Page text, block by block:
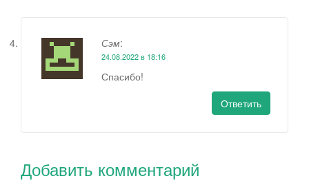
Сэм:
24.08.2022 в 18:16
Спасибо!
Ответить
Добавить комментарий